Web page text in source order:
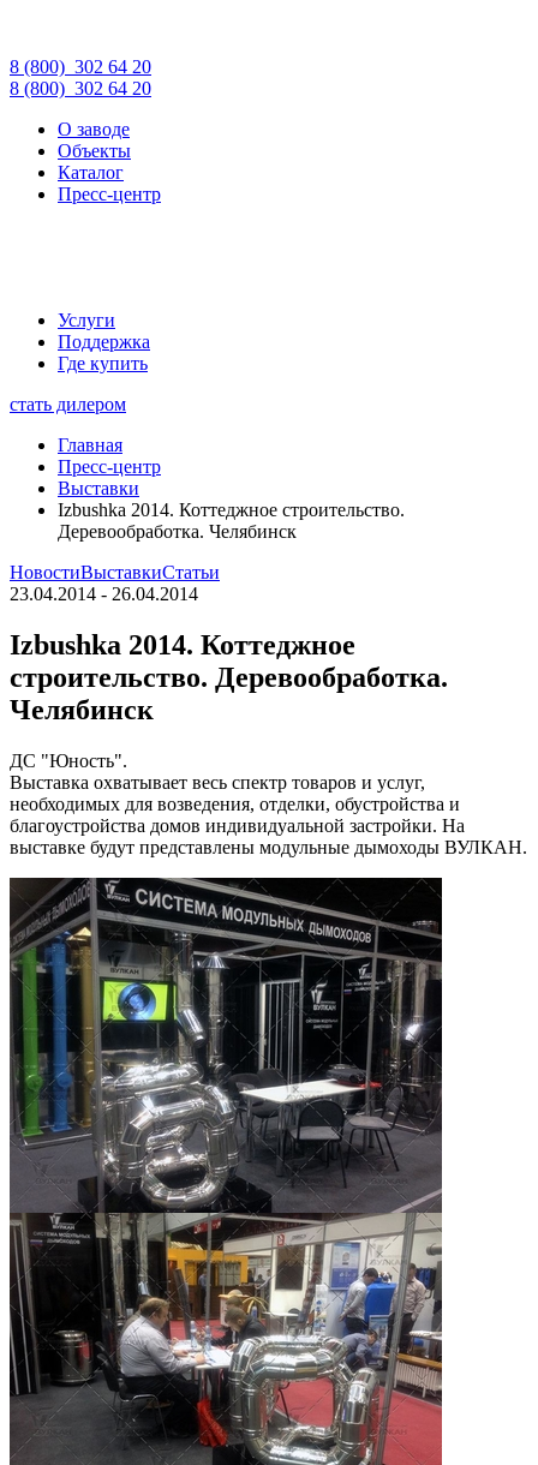
8 (800) 302 64 20
8 (800) 302 64 20
О заводе
Объекты
Каталог
Пресс-центр
Услуги
Поддержка
Где купить
стать дилером
Главная
Пресс-центр
Выставки
Izbushka 2014. Коттеджное строительство.
Деревообработка. Челябинск
НовостиВыставкиСтатьи
23.04.2014 - 26.04.2014
Izbushka 2014. Коттеджное
строительство. Деревообработка.
Челябинск
ДС "Юность".
Выставка охватывает весь спектр товаров и услуг,
необходимых для возведения, отделки, обустройства и
благоустройства домов индивидуальной застройки. На
выставке будут представлены модульные дымоходы ВУЛКАН.